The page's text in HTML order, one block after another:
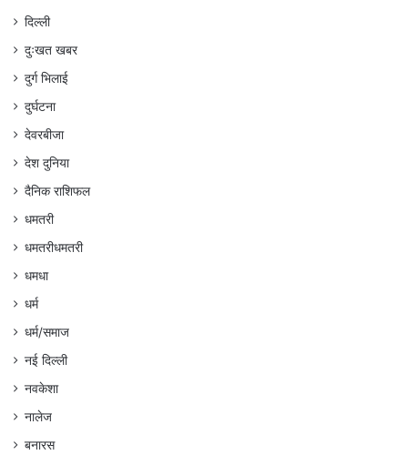
दिल्ली
दुःखत खबर
दुर्ग भिलाई
दुर्घटना
देवरबीजा
देश दुनिया
दैनिक राशिफल
धमतरी
धमतरीधमतरी
धमधा
धर्म
धर्म/समाज
नई दिल्ली
नवकेशा
नालेज
बनारस